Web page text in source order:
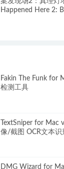
Happened Here 2:
Fakin The Funk for
检测工具
TextSniper for Mac
像/截图 OCR文本识
DMG Wizard for